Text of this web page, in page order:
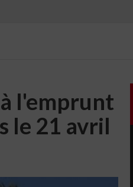
l'emprunt
le 21 avril